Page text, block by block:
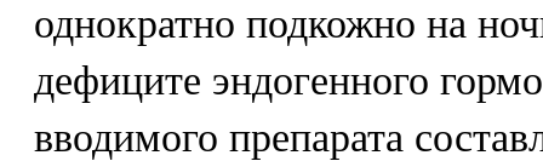
однократно подкожно на
дефиците эндогенного
вводимого препарата